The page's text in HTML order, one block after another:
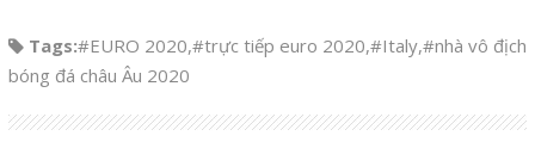
Tags:#EURO 2020,#trực tiếp euro 2020,#Italy,#nhà vô địch
bóng đá châu Âu 2020